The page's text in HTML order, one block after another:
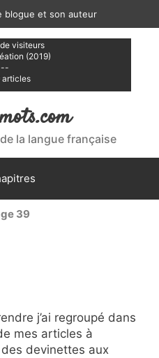
blogue et son auteur
visiteurs
(2019)
articles
la langue française
39
j’ai regroupé dans
mes articles à
devinettes aux